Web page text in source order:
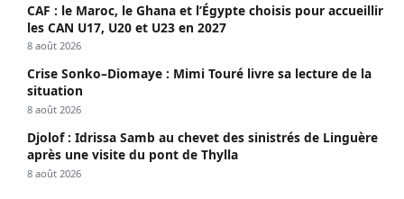
CAF : le Maroc, le Ghana et l’Égypte choisis pour accueillir
les CAN U17, U20 et U23 en 2027
8 août 2026
Crise Sonko–Diomaye : Mimi Touré livre sa lecture de la
situation
8 août 2026
Djolof : Idrissa Samb au chevet des sinistrés de Linguère
après une visite du pont de Thylla
8 août 2026